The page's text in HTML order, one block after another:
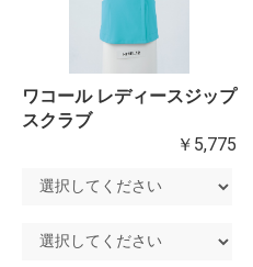
ワコール レディースジップ
スクラブ
￥5,775